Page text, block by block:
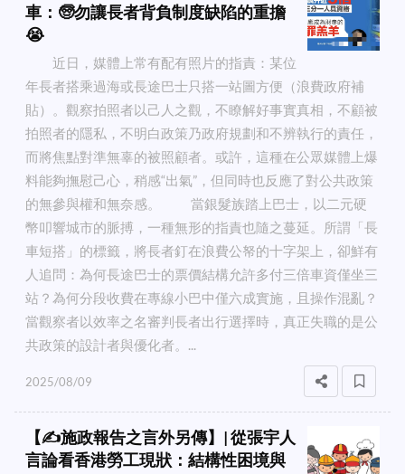
車：🧓勿讓長者背負制度缺陷的重擔
😭
近日，媒體上常有配有照片的指責：某位
年長者搭乘過海或長途巴士只搭一站圖方便（浪費政府補
貼）。觀察拍照者以己人之觀，不瞭解好事實真相，不顧被
拍照者的隱私，不明白政策乃政府規劃和不辨執行的責任，
而將焦點對準無辜的被照顧者。或許，這種在公眾媒體上爆
料能夠撫慰己心，稍感“出氣”，但同時也反應了對公共政策
的無參與權和無奈感。 當銀髮族踏上巴士，以二元硬
幣叩響城市的脈搏，一種無形的指責也隨之蔓延。所謂「長
車短搭」的標籤，將長者釘在浪費公帑的十字架上，卻鮮有
人追問：為何長途巴士的票價結構允許多付三倍車資僅坐三
站？為何分段收費在專線小巴中僅六成實施，且操作混亂？
當觀察者以效率之名審判長者出行選擇時，真正失職的是公
共政策的設計者與優化者。...
2025/08/09
【✍️施政報告之言外另傳】| 從張宇人
言論看香港勞工現狀：結構性困境與